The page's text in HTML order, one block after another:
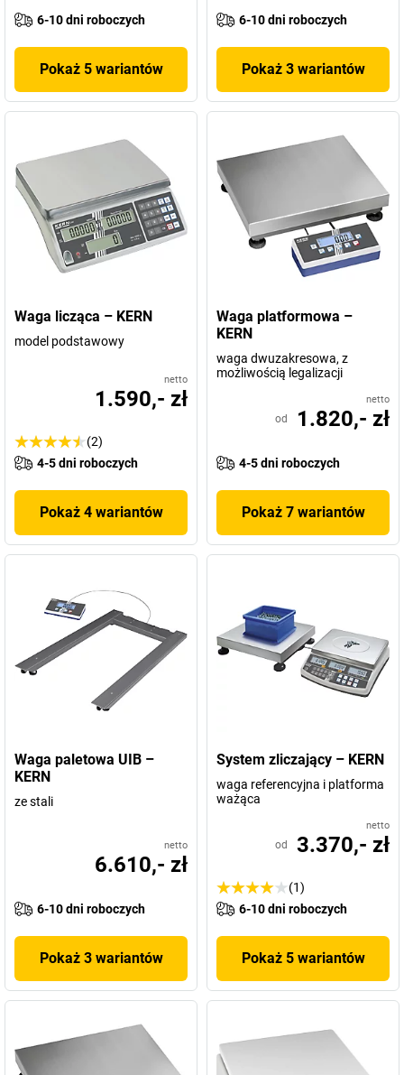
6-10 dni roboczych
Pokaż 5 wariantów
6-10 dni roboczych
Pokaż 3 wariantów
Waga licząca – KERN
model podstawowy
netto
1.590,- zł
(2)
4-5 dni roboczych
Pokaż 4 wariantów
Waga platformowa –
KERN
waga dwuzakresowa, z
możliwością legalizacji
netto
od 1.820,- zł
4-5 dni roboczych
Pokaż 7 wariantów
Waga paletowa UIB –
KERN
ze stali
netto
6.610,- zł
6-10 dni roboczych
Pokaż 3 wariantów
System zliczający – KERN
waga referencyjna i platforma
ważąca
netto
od 3.370,- zł
(1)
6-10 dni roboczych
Pokaż 5 wariantów